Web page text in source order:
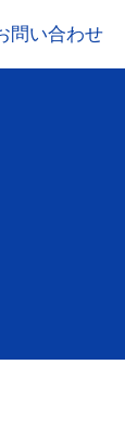
問い合わせ